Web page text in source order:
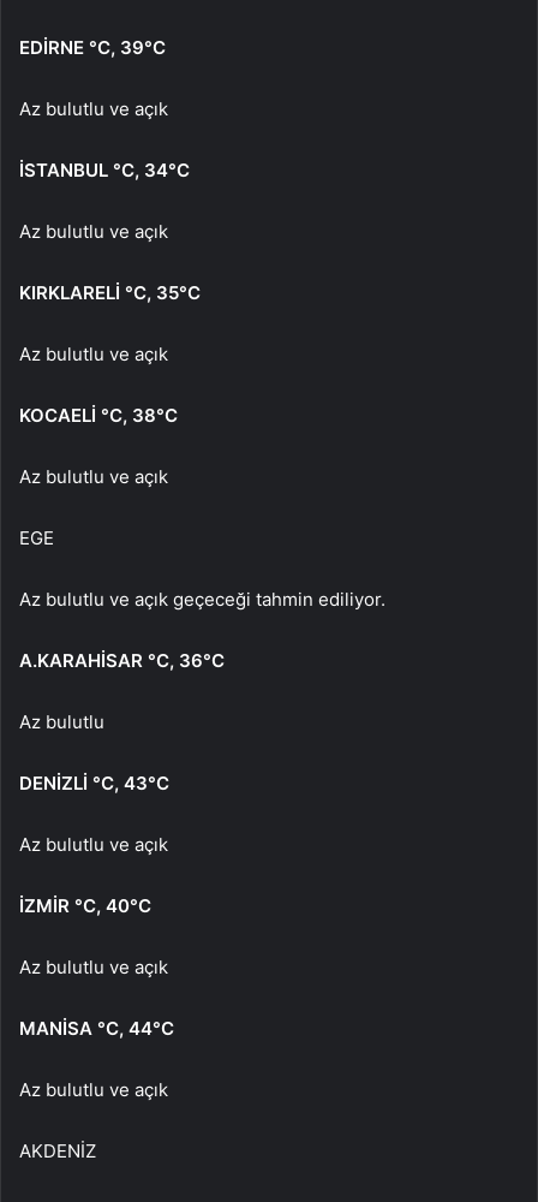
EDİRNE °C, 39°C
Az bulutlu ve açık
İSTANBUL °C, 34°C
Az bulutlu ve açık
KIRKLARELİ °C, 35°C
Az bulutlu ve açık
KOCAELİ °C, 38°C
Az bulutlu ve açık
EGE
Az bulutlu ve açık geçeceği tahmin ediliyor.
A.KARAHİSAR °C, 36°C
Az bulutlu
DENİZLİ °C, 43°C
Az bulutlu ve açık
İZMİR °C, 40°C
Az bulutlu ve açık
MANİSA °C, 44°C
Az bulutlu ve açık
AKDENİZ